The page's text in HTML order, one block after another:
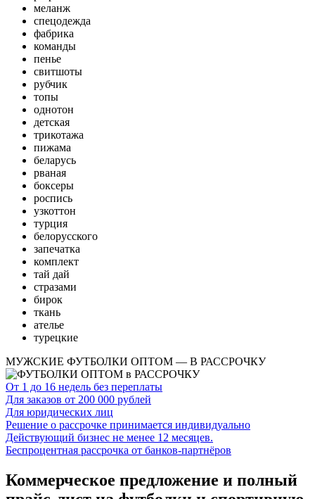
меланж
спецодежда
фабрика
команды
пенье
свитшоты
рубчик
топы
однотон
детская
трикотажа
пижама
беларусь
рваная
боксеры
роспись
узкоттон
турция
белорусского
запечатка
комплект
тай дай
стразами
бирок
ткань
ателье
турецкие
МУЖСКИЕ ФУТБОЛКИ ОПТОМ — В РАССРОЧКУ
От 1 до 16 недель без переплаты
Для заказов от 200 000 рублей
Для юридических лиц
Решение о рассрочке принимается индивидуально
Действующий бизнес не менее 12 месяцев.
Беспроцентная рассрочка от банков-партнёров
Коммерческое предложение и полный